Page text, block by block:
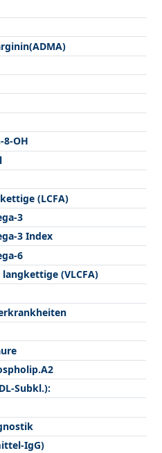
8-OH
(LCFA)
3
3 Index
6
(VLCFA)
Subkl.):
IgG)